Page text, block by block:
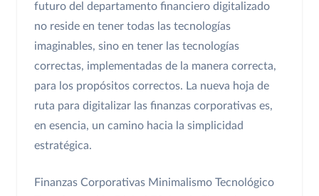
futuro del departamento financiero digitalizado
no reside en tener todas las tecnologías
imaginables, sino en tener las tecnologías
correctas, implementadas de la manera correcta,
para los propósitos correctos. La nueva hoja de
ruta para digitalizar las finanzas corporativas es,
en esencia, un camino hacia la simplicidad
estratégica.
Finanzas Corporativas Minimalismo Tecnológico